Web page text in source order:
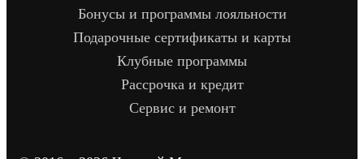
Бонусы и программы лояльности
Подарочные сертификаты и карты
Клубные программы
Рассрочка и кредит
Сервис и ремонт